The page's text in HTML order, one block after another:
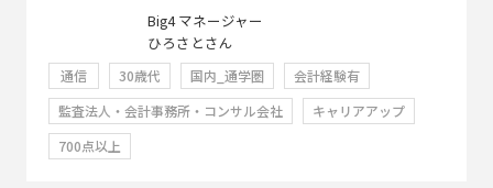
Big4 マネージャー
ひろさとさん
通信 30歳代 国内_通学圏
会計経験有
監査法人・会計事務所・コンサル会社
キャリアアップ
700点以上